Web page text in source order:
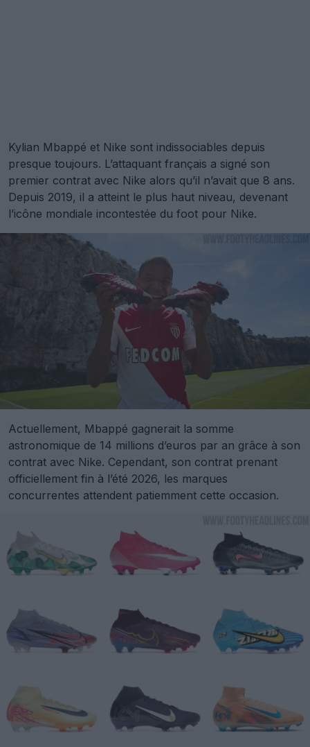
Kylian Mbappé et Nike sont indissociables depuis
presque toujours. L’attaquant français a signé son
premier contrat avec Nike alors qu’il n’avait que 8 ans.
Depuis 2019, il a atteint le plus haut niveau, devenant
l’icône mondiale incontestée du foot pour Nike.
Actuellement, Mbappé gagnerait la somme
astronomique de 14 millions d’euros par an grâce à son
contrat avec Nike. Cependant, son contrat prenant
officiellement fin à l’été 2026, les marques
concurrentes attendent patiemment cette occasion.